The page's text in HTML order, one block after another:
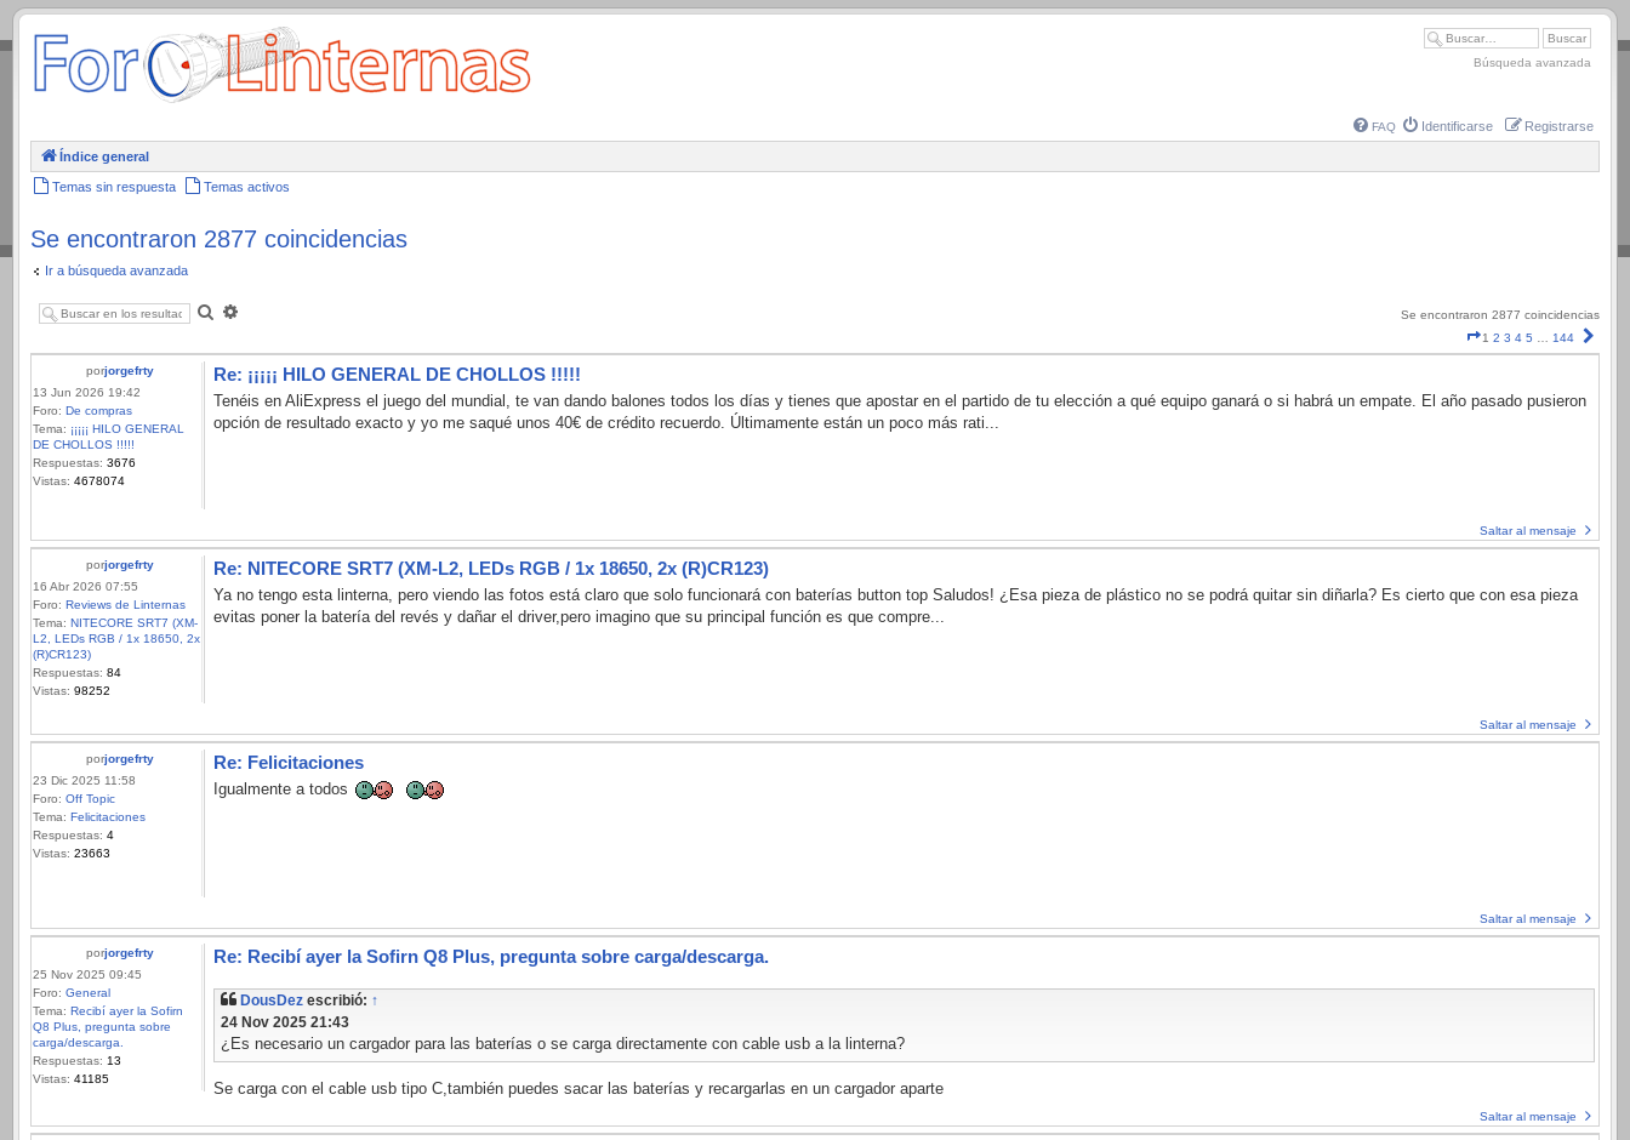
.
Búsqueda avanzada
FAQ Identificarse Registrarse
Índice general
Temas sin respuesta Temas activos
Se encontraron 2877 coincidencias
Ir a búsqueda avanzada
Buscar
Se encontraron 2877 coincidencias
Página
1
1 2 3 4 5 144
porjorgefrty
13 Jun 2026 19:42
Foro: De compras
Tema: ¡¡¡¡¡ HILO GENERAL
DE CHOLLOS !!!!!
Respuestas: 3676
Vistas: 4678074
Re: ¡¡¡¡¡ HILO GENERAL DE CHOLLOS !!!!!
Tenéis en AliExpress el juego del mundial, te van dando balones todos los días y tienes que apostar en el partido de tu elección a qué equipo ganará o si habrá un empate. El año pasado pusieron
opción de resultado exacto y yo me saqué unos 40€ de crédito recuerdo. Últimamente están un poco más rati...
Saltar al mensaje
porjorgefrty
16 Abr 2026 07:55
Foro: Reviews de Linternas
Tema: NITECORE SRT7 (XM-
L2, LEDs RGB / 1x 18650, 2x
(R)CR123)
Respuestas: 84
Vistas: 98252
Re: NITECORE SRT7 (XM-L2, LEDs RGB / 1x 18650, 2x (R)CR123)
Ya no tengo esta linterna, pero viendo las fotos está claro que solo funcionará con baterías button top Saludos! ¿Esa pieza de plástico no se podrá quitar sin diñarla? Es cierto que con esa pieza
evitas poner la batería del revés y dañar el driver,pero imagino que su principal función es que compre...
Saltar al mensaje
porjorgefrty
23 Dic 2025 11:58
Foro: Off Topic
Tema: Felicitaciones
Respuestas: 4
Vistas: 23663
Re: Felicitaciones
Igualmente a todos
Saltar al mensaje
porjorgefrty
25 Nov 2025 09:45
Foro: General
Tema: Recibí ayer la Sofirn
Q8 Plus, pregunta sobre
carga/descarga.
Respuestas: 13
Vistas: 41185
Re: Recibí ayer la Sofirn Q8 Plus, pregunta sobre carga/descarga.
DousDez escribió: ↑
24 Nov 2025 21:43
¿Es necesario un cargador para las baterías o se carga directamente con cable usb a la linterna?
Se carga con el cable usb tipo C,también puedes sacar las baterías y recargarlas en un cargador aparte
Saltar al mensaje